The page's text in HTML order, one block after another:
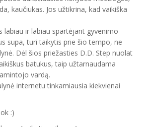
kaučiukas. Jos užtikrina, kad vaikiška
labiau ir labiau spartėjant gyvenimo
supa, turi taikytis prie šio tempo, ne
Dėl šios priežasties D.D. Step nuolat
batukus, taip užtarnaudama
vardą.
internetu tinkamiausia kiekvienai
:)